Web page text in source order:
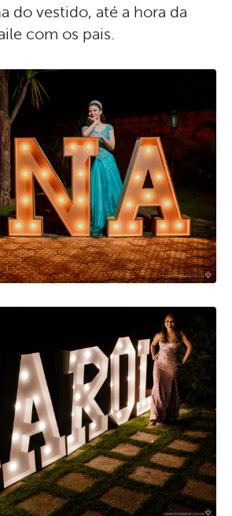
do vestido, até a hora da
com os pais.